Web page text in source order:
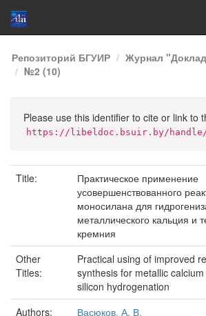
Skip
navigation
Репозиторий БГУИР Журнал
№2 (10)
Please use this identifier to cite or link to
https://libeldoc.bsuir.by/handle/
Title:
Практическое применение
усовершенствованного
моносилана для
металлического кальция и
кремния
Other
Titles:
Practical using of improved
synthesis for metallic
silicon hydrogenation
Authors:
Васюков, А. В.